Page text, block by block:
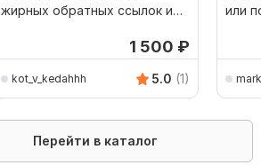
жирных обратных ссылок и
1 500 ₽
kot_v_kedahhh 5.0 (1)
или
Перейти в каталог